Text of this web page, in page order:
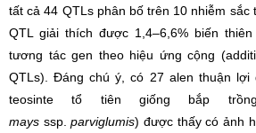
tất cả 44 QTLs phân bố trên 10 nhiễm sắc
QTL giải thích được 1,4–6,6% biến
tương tác gen theo hiệu ứng cộng
QTLs). Đáng chú ý, có 27 alen thuận
teosinte tổ tiên giống bắp
mays ssp.parviglumis) được thấy có ảnh